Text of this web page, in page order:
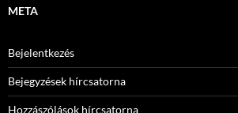
META
Bejelentkezés
Bejegyzések hírcsatorna
Hozzászólások hírcsatorna